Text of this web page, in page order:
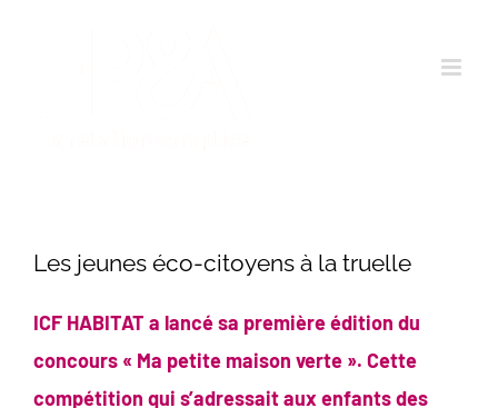
Les jeunes éco-citoyens à la truelle
ICF HABITAT a lancé sa première édition du
concours « Ma petite maison verte ». Cette
compétition qui s’adressait aux enfants des